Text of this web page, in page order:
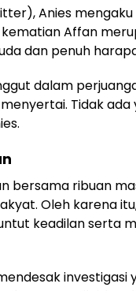
Anies
Affan
dan penuh
dalam
Tidak
bersama ribuan
Oleh karena
keadilan serta